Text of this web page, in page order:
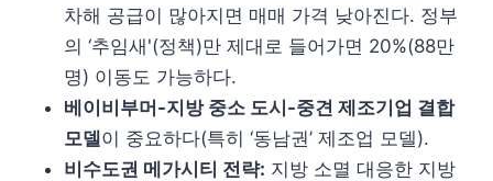
차해 공급이 많아지면 매매 가격 낮아진다. 정부
의 ‘추임새'(정책)만 제대로 들어가면 20%(88만
명) 이동도 가능하다.
베이비부머-지방 중소 도시-중견 제조기업 결합
모델이 중요하다(특히 ‘동남권’ 제조업 모델).
비수도권 메가시티 전략: 지방 소멸 대응한 지방